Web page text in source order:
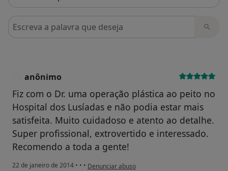
Pesquisar em opiniões
anônimo
Fiz com o Dr. uma operação plástica ao peito no
Hospital dos Lusíadas e não podia estar mais
satisfeita. Muito cuidadoso e atento ao detalhe.
Super profissional, extrovertido e interessado.
Recomendo a toda a gente!
22 de janeiro de 2014 • • • na opinião do utilizador anônimo
Denunciar abuso